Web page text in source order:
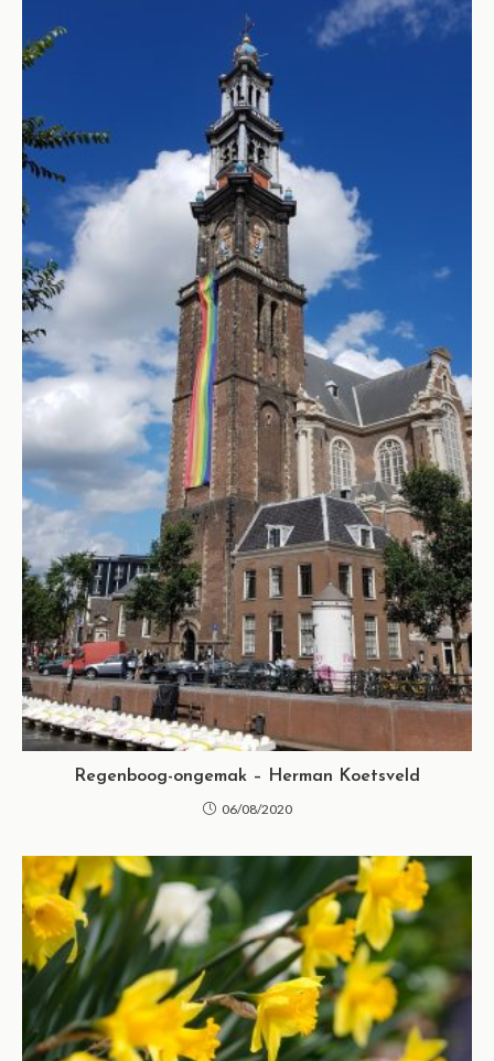
Regenboog-ongemak – Herman Koetsveld
06/08/2020